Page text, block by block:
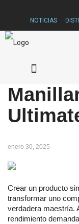
NOTICIAS
enero 30, 2025
Crear un producto
transformar uno
verdadera maestría.
rendimiento